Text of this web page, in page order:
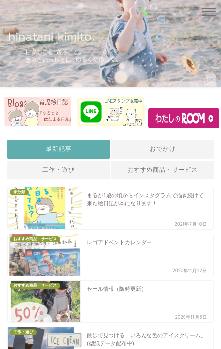
最新記事 おでかけ
工作・遊び おすすめ商品・サービス
未分類
まるが1歳の頃からインスタグラムで描き続けて
来た絵日記が本になります！
2021年7月10日
おすすめ商品・サービス
レゴアドベントカレンダー
2020年11月22日
おすすめ商品・サービス
セール情報（随時更新）
2020年11月3日
工作・遊び
散歩で見つける、いろんな色のアイスクリーム。
(型紙データ配布中)